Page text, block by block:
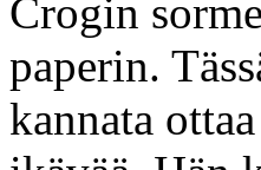
Crogin
paperin.
kannata